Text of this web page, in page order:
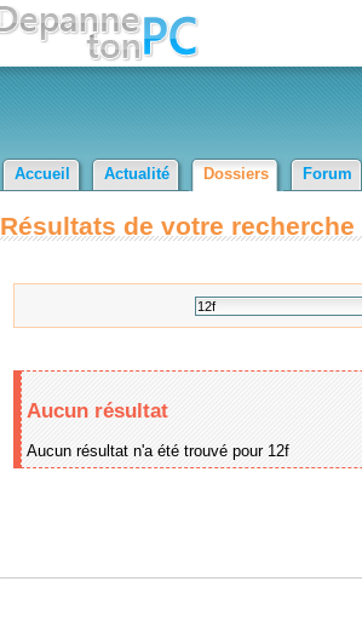
Accueil Actualité Dossiers Forum
Résultats de votre recherche
Aucun résultat
Aucun résultat n'a été trouvé pour 12f